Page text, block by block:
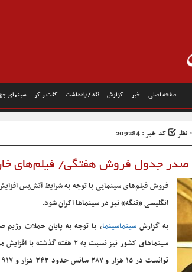
صفحه اصلی خبر گزارش نقد / یادداشت گفت و گو سینمای
کد خبر : 209284
صدر جدول فروش هفتگی/ فیلم‌های
فروش فیلم‌های سینمایی با توجه به شرایط آتش‌بس
انگلیسی «تنگه» نیز در سینماها اکران شود.
به گزارشسینماسینما، با توجه به پایان حملات
سینماهای کشور نیز نسبت به ۲